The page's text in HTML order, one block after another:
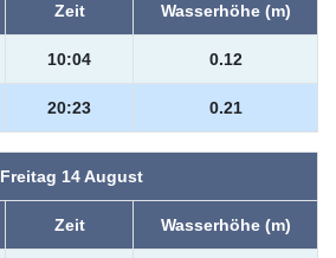
Zeit Wasserhöhe (m)
10:04 0.12
20:23 0.21
Freitag 14 August
Zeit Wasserhöhe (m)